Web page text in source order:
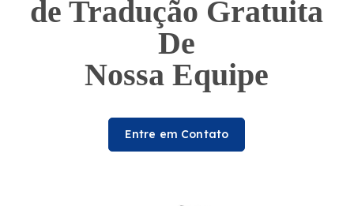
de Tradução Gratuita
De
Nossa Equipe
Entre em Contato